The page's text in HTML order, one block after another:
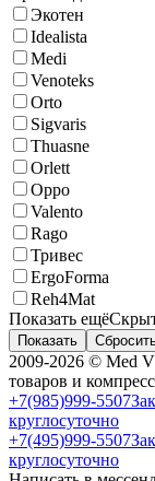
Экотен
Idealista
Medi
Venoteks
Orto
Sigvaris
Thuasne
Orlett
Oppo
Valento
Rago
Тривес
ErgoForma
Reh4Mat
Показать ещё
Показать
2009-2026 © Med
товаров и
+7(985)999-5507
круглосуточно
+7(495)999-5507
круглосуточно